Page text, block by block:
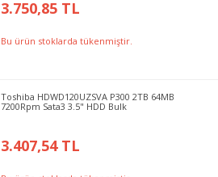
3.750,85 TL
Bu ürün stoklarda tükenmiştir.
Toshiba HDWD120UZSVA P300 2TB 64MB
7200Rpm Sata3 3.5" HDD Bulk
3.407,54 TL